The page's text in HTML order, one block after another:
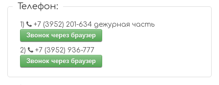
Телефон:
1)
+7 (3952) 201-634 дежурная часть
Звонок через браузер
2)
+7 (3952) 936-777
Звонок через браузер